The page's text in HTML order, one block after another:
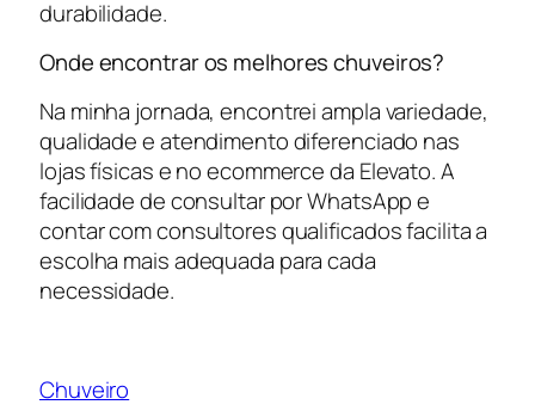
durabilidade.
Onde encontrar os melhores chuveiros?
Na minha jornada, encontrei ampla variedade,
qualidade e atendimento diferenciado nas
lojas físicas e no ecommerce da Elevato. A
facilidade de consultar por WhatsApp e
contar com consultores qualificados facilita a
escolha mais adequada para cada
necessidade.
Chuveiro